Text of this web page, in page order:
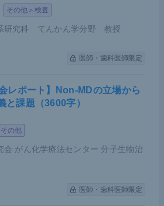
その他＞検査
研究科 てんかん学分野 教授
医師・歯科医師限定
レポート】Non-MDの立場から
と課題（3600字）
の他
会 がん化学療法センター 分子生物治
医師・歯科医師限定